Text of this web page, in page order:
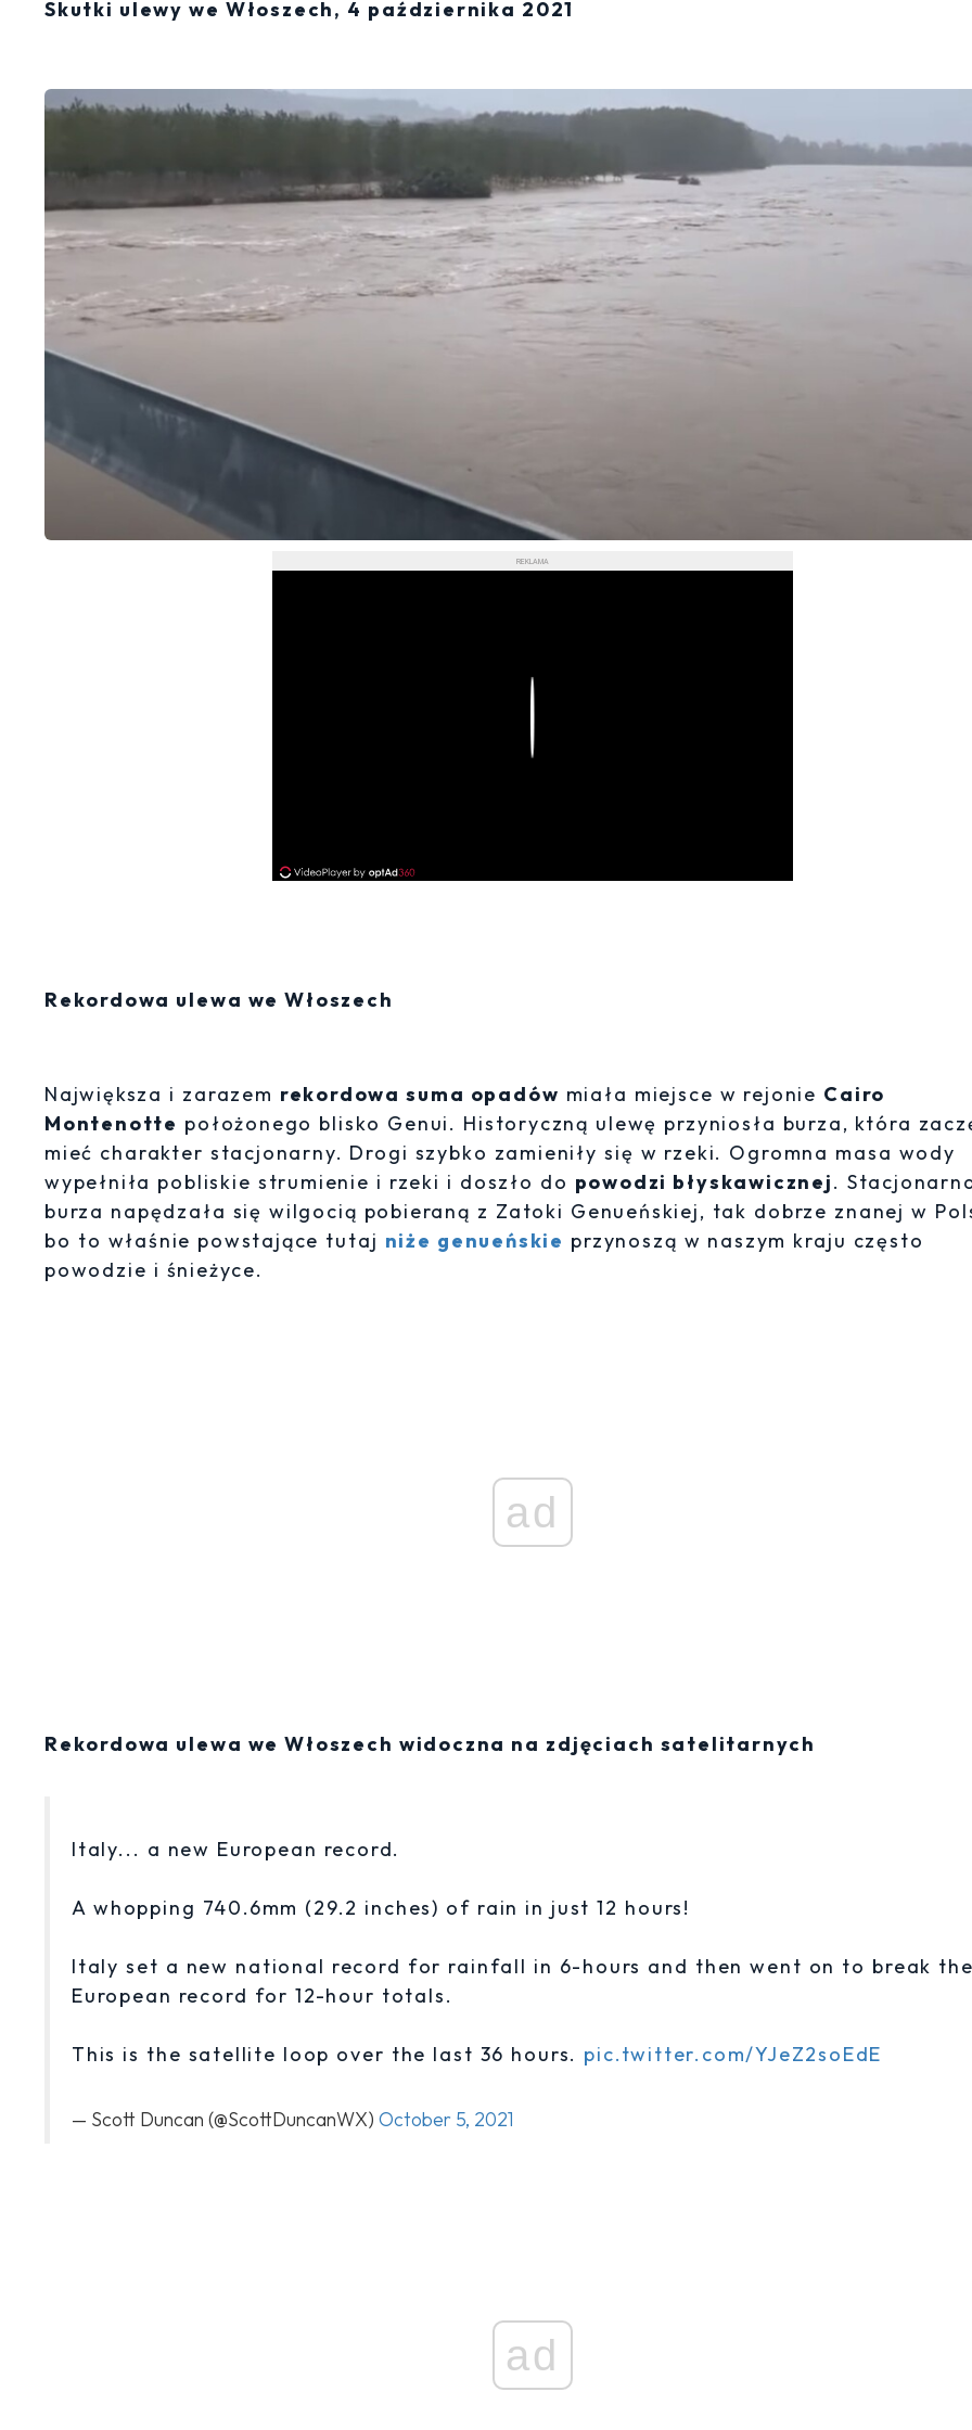
Skutki ulewy we Włoszech, 4 października 2021
REKLAMA
Rekordowa ulewa we Włoszech
Największa i zarazem rekordowa suma opadów miała miejsce w rejonie Cairo
Montenotte położonego blisko Genui. Historyczną ulewę przyniosła burza, która
mieć charakter stacjonarny. Drogi szybko zamieniły się w rzeki. Ogromna masa wody
wypełniła pobliskie strumienie i rzeki i doszło do powodzi błyskawicznej.
burza napędzała się wilgocią pobieraną z Zatoki Genueńskiej, tak dobrze znanej w
bo to właśnie powstające tutaj niże genueńskie przynoszą w naszym kraju często
powodzie i śnieżyce.
ad
Rekordowa ulewa we Włoszech widoczna na zdjęciach satelitarnych
Italy... a new European record.
A whopping 740.6mm (29.2 inches) of rain in just 12 hours!
Italy set a new national record for rainfall in 6-hours and then went on to break the
European record for 12-hour totals.
This is the satellite loop over the last 36 hours. pic.twitter.com/YJeZ2soEdE
— Scott Duncan (@ScottDuncanWX) October 5, 2021
ad